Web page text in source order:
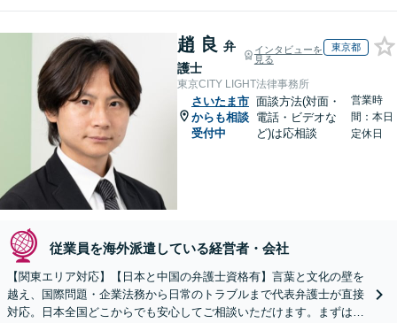
趙 良 弁
護士
インタビューを
見る
東京都
東京CITY LIGHT法律事務所
さいたま市
からも相談
受付中
面談方法(対面・
電話・ビデオな
ど)は応相談
営業時
間：本日
定休日
従業員を海外派遣している経営者・会社
【関東エリア対応】【日本と中国の弁護士資格有】言葉と文化の壁を
越え、国際問題・企業法務から日常のトラブルまで代表弁護士が直接
対応。日本全国どこからでも安心してご相談いただけます。まずは一